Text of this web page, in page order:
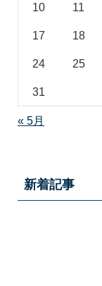
10 11
17 18
24 25
31
« 5月
新着記事